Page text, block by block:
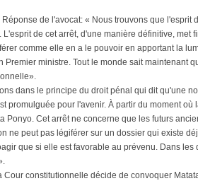
de l'avocat: « Nous trouvons que l'esprit
de cet arrêt, d'une manière définitive, met
comme elle en a le pouvoir en apportant la
Premier ministre. Tout le monde sait maintenant
dans le principe du droit pénal qui dit qu'une
promulguée pour l'avenir. À partir du moment
Ponyo. Cet arrêt ne concerne que les futurs
ne peut pas légiférer sur un dossier qui existe
que si elle est favorable au prévenu. Dans les
Cour constitutionnelle décide de convoquer